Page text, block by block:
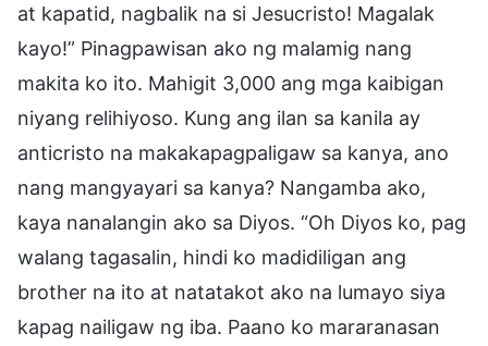
at kapatid, nagbalik na si Jesucristo! Magalak
kayo!” Pinagpawisan ako ng malamig nang
makita ko ito. Mahigit 3,000 ang mga kaibigan
niyang relihiyoso. Kung ang ilan sa kanila ay
anticristo na makakapagpaligaw sa kanya, ano
nang mangyayari sa kanya? Nangamba ako,
kaya nanalangin ako sa Diyos. “Oh Diyos ko, pag
walang tagasalin, hindi ko madidiligan ang
brother na ito at natatakot ako na lumayo siya
kapag nailigaw ng iba. Paano ko mararanasan